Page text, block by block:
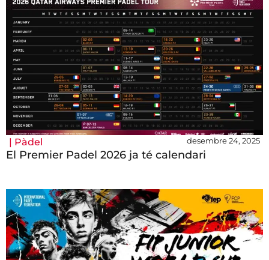
| Pàdel desembre 24, 2025
El Premier Padel 2026 ja té calendari